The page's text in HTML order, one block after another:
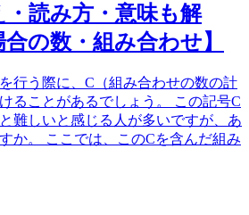
読み方・意味も解
の数・組み合わせ】
行う際に、C（組み合わせの数の計
ることがあるでしょう。 この記号C
難しいと感じる人が多いですが、あ
か。 ここでは、このCを含んだ組み